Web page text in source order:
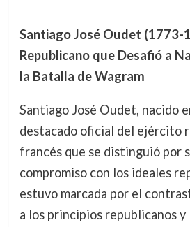
Santiago José Oudet (1773-
Republicano que Desafió a
la Batalla de Wagram
Santiago José Oudet, nacido
destacado oficial del ejército
francés que se distinguió por
compromiso con los ideales
estuvo marcada por el
a los principios republicanos